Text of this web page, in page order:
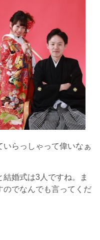
いらっしゃって偉いなぁ
婚式は3人ですね。ま
のでなんでも言ってくだ